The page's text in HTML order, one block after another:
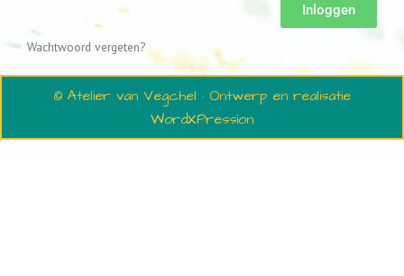
Inloggen
Wachtwoord vergeten?
© Atelier van Vegchel · Ontwerp en realisatie
WordXPression